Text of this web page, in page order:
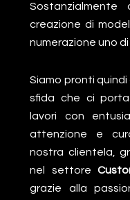
creazione di
numerazione uno di
Siamo pronti
sfida che ci
lavori con
attenzione e
nostra clientela,
nel settore
grazie alla